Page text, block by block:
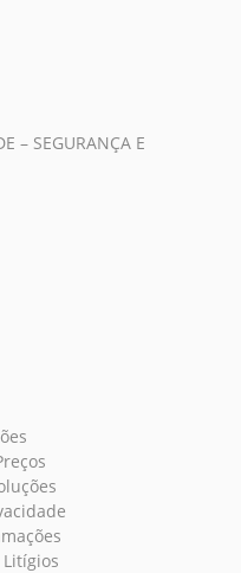
– SEGURANÇA E